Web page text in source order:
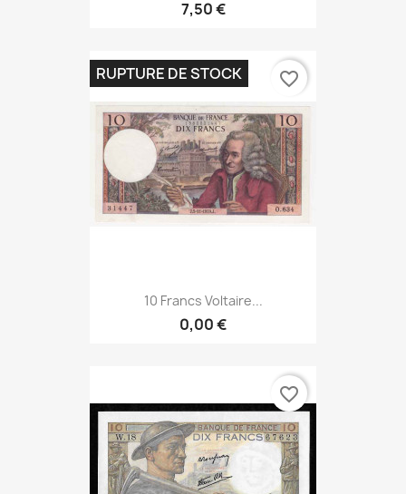
7,50 €
10 Francs Voltaire...
0,00 €
RUPTURE DE STOCK favorite_border
favorite_border